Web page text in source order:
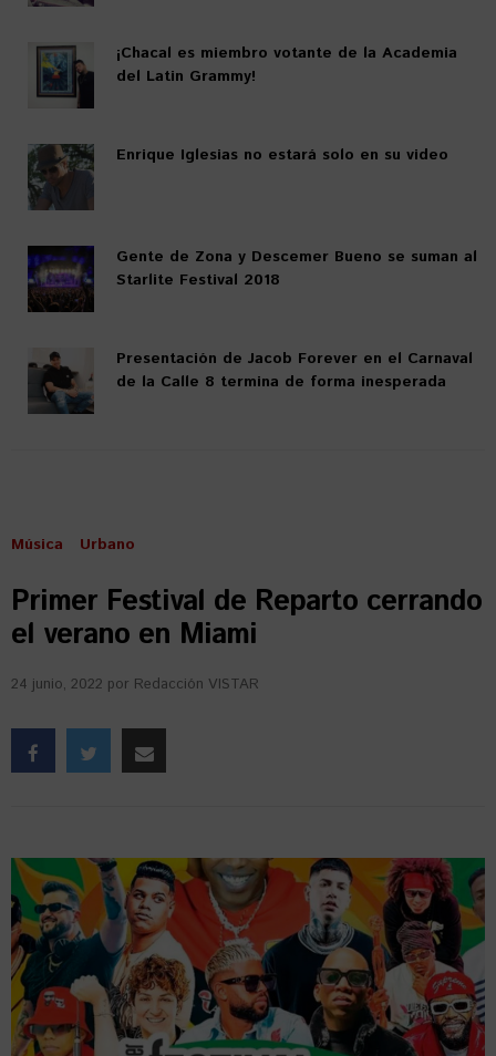
¡Chacal es miembro votante de la Academia
del Latin Grammy!
Enrique Iglesias no estará solo en su video
Gente de Zona y Descemer Bueno se suman al
Starlite Festival 2018
Presentación de Jacob Forever en el Carnaval
de la Calle 8 termina de forma inesperada
Música Urbano
Primer Festival de Reparto cerrando
el verano en Miami
24 junio, 2022 por Redacción VISTAR